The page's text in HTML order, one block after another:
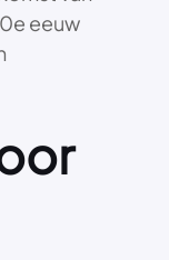
eeuw